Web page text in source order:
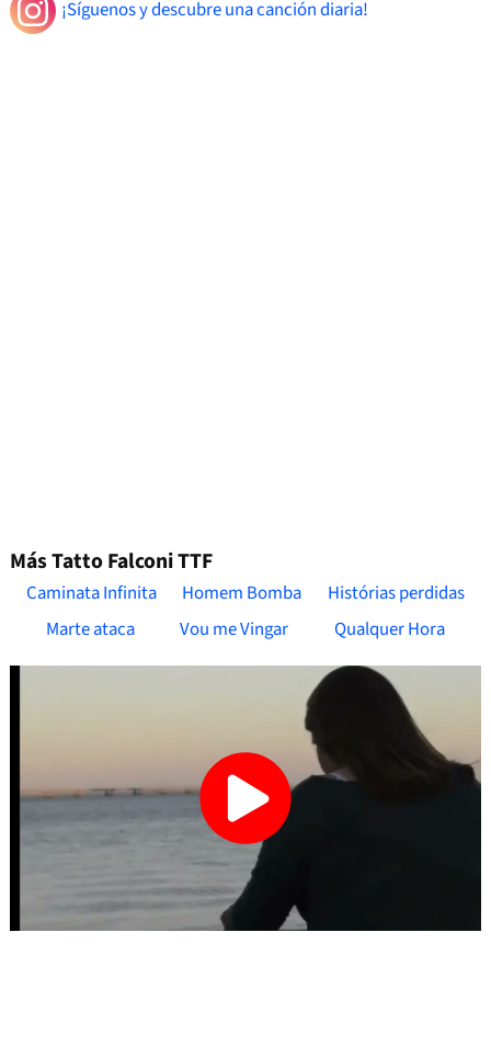
¡Síguenos y descubre una canción diaria!
Más Tatto Falconi TTF
Caminata Infinita Homem Bomba
Histórias perdidas
Marte ataca
Vou me Vingar Qualquer Hora